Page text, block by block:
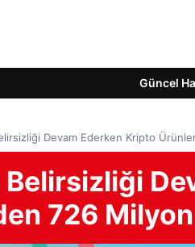
Güncel
Devam Ederken Kripto
Belirsizliği
726 Milyon